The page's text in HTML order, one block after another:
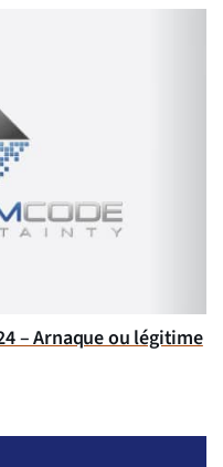
– Arnaque ou légitime